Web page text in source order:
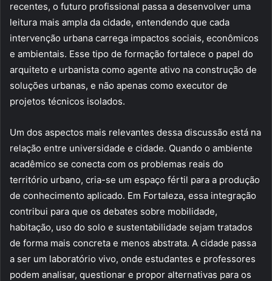
recentes, o futuro profissional passa a desenvolver uma
leitura mais ampla da cidade, entendendo que cada
intervenção urbana carrega impactos sociais, econômicos
e ambientais. Esse tipo de formação fortalece o papel do
arquiteto e urbanista como agente ativo na construção de
soluções urbanas, e não apenas como executor de
projetos técnicos isolados.
Um dos aspectos mais relevantes dessa discussão está na
relação entre universidade e cidade. Quando o ambiente
acadêmico se conecta com os problemas reais do
território urbano, cria-se um espaço fértil para a produção
de conhecimento aplicado. Em Fortaleza, essa integração
contribui para que os debates sobre mobilidade,
habitação, uso do solo e sustentabilidade sejam tratados
de forma mais concreta e menos abstrata. A cidade passa
a ser um laboratório vivo, onde estudantes e professores
podem analisar, questionar e propor alternativas para os